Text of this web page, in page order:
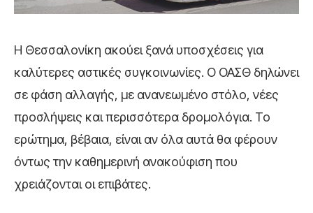
Η Θεσσαλονίκη ακούει ξανά υποσχέσεις για
καλύτερες αστικές συγκοινωνίες. Ο ΟΑΣΘ δηλώνει
σε φάση αλλαγής, με ανανεωμένο στόλο, νέες
προσλήψεις και περισσότερα δρομολόγια. Το
ερώτημα, βέβαια, είναι αν όλα αυτά θα φέρουν
όντως την καθημερινή ανακούφιση που
χρειάζονται οι επιβάτες.